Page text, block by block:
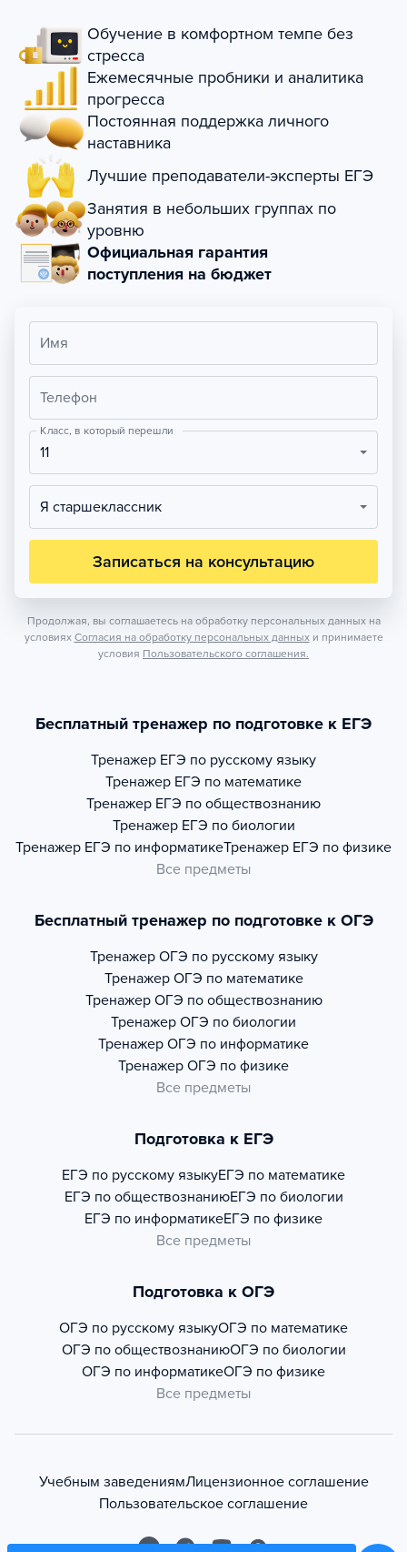
Обучение в комфортном темпе без
стресса
Ежемесячные пробники и аналитика
прогресса
Постоянная поддержка личного
наставника
Лучшие преподаватели-эксперты ЕГЭ
Занятия в небольших группах по
уровню
Официальная гарантия
поступления на бюджет
Имя
Телефон
Класс, в который перешли
11
Я старшеклассник
Записаться на консультацию
Продолжая, вы соглашаетесь на обработку персональных данных на
условиях Согласия на обработку персональных данных и принимаете
условия Пользовательского соглашения.
Бесплатный тренажер по подготовке к ЕГЭ
Тренажер ЕГЭ по русскому языку
Тренажер ЕГЭ по математике
Тренажер ЕГЭ по обществознанию
Тренажер ЕГЭ по биологии
Тренажер ЕГЭ по информатикеТренажер ЕГЭ по физике
Все предметы
Бесплатный тренажер по подготовке к ОГЭ
Тренажер ОГЭ по русскому языку
Тренажер ОГЭ по математике
Тренажер ОГЭ по обществознанию
Тренажер ОГЭ по биологии
Тренажер ОГЭ по информатике
Тренажер ОГЭ по физике
Все предметы
Подготовка к ЕГЭ
ЕГЭ по русскому языкуЕГЭ по математике
ЕГЭ по обществознаниюЕГЭ по биологии
ЕГЭ по информатикеЕГЭ по физике
Все предметы
Подготовка к ОГЭ
ОГЭ по русскому языкуОГЭ по математике
ОГЭ по обществознаниюОГЭ по биологии
ОГЭ по информатикеОГЭ по физике
Все предметы
Учебным заведениямЛицензионное соглашение
Пользовательское соглашение